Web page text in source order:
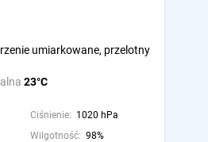
23°C
umiarkowane, przelotny
Ciśnienie: 1020 hPa
Wilgotność: 98%